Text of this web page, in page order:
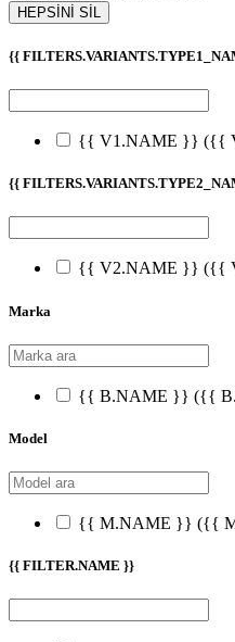
HEPSİNİ SİL
{{
{{ V1.NAME }} ({{
{{
{{ V2.NAME }} ({{
Marka
{{ B.NAME }} ({{
Model
{{ M.NAME }} ({{
{{ FILTER.NAME }}